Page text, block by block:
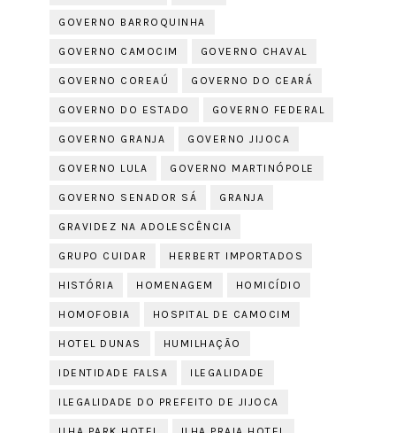
GOVERNO BARROQUINHA
GOVERNO CAMOCIM GOVERNO CHAVAL
GOVERNO COREAÚ GOVERNO DO CEARÁ
GOVERNO DO ESTADO GOVERNO FEDERAL
GOVERNO GRANJA GOVERNO JIJOCA
GOVERNO LULA GOVERNO MARTINÓPOLE
GOVERNO SENADOR SÁ GRANJA
GRAVIDEZ NA ADOLESCÊNCIA
GRUPO CUIDAR HERBERT IMPORTADOS
HISTÓRIA HOMENAGEM HOMICÍDIO
HOMOFOBIA HOSPITAL DE CAMOCIM
HOTEL DUNAS HUMILHAÇÃO
IDENTIDADE FALSA ILEGALIDADE
ILEGALIDADE DO PREFEITO DE JIJOCA